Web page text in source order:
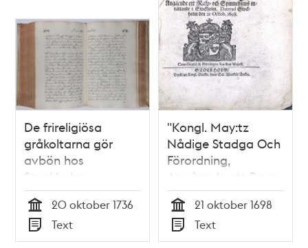
De frireligiösa
gråkoltarna gör
avbön hos
Stockholms
domkapitel 1736
Tid
20 oktober 1736
Typ
Text
"Kongl. May:tz
Nådige Stadga Och
Förordning,
Angående ett Rasp-
och Spinnehuus
inrättande i
Stockholm" 1698
Tid
21 oktober 1698
Typ
Text